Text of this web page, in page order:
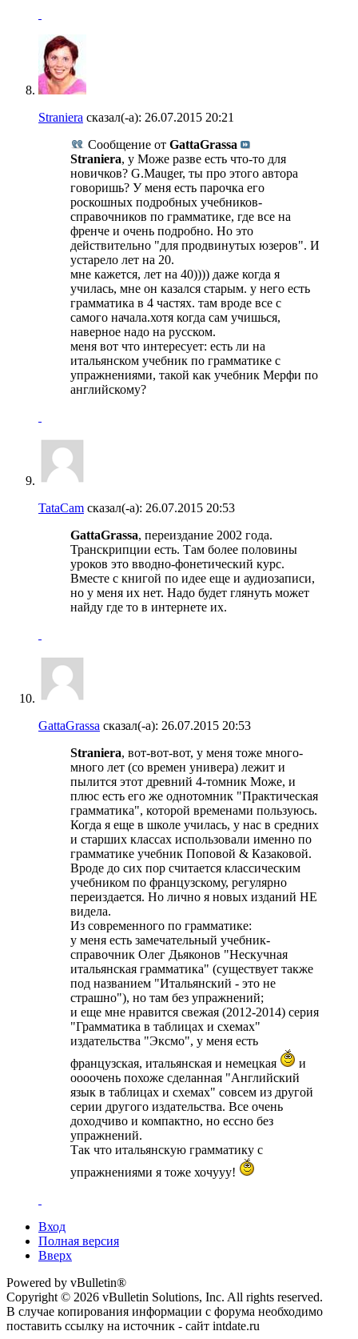
Straniera сказал(-а): 26.07.2015 20:21
Сообщение от GattaGrassa
Straniera, у Може разве есть что-то для
новичков? G.Mauger, ты про этого автора
говоришь? У меня есть парочка его
роскошных подробных учебников-
справочников по грамматике, где все на
френче и очень подробно. Но это
действительно "для продвинутых юзеров". И
устарело лет на 20.
мне кажется, лет на 40)))) даже когда я
училась, мне он казался старым. у него есть
грамматика в 4 частях. там вроде все с
самого начала.хотя когда сам учишься,
наверное надо на русском.
меня вот что интересует: есть ли на
итальянском учебник по грамматике с
упражнениями, такой как учебник Мерфи по
английскому?
TataCam сказал(-а): 26.07.2015 20:53
GattaGrassa, переиздание 2002 года.
Транскрипции есть. Там более половины
уроков это вводно-фонетический курс.
Вместе с книгой по идее еще и аудиозаписи,
но у меня их нет. Надо будет глянуть может
найду где то в интернете их.
GattaGrassa сказал(-а): 26.07.2015 20:53
Straniera, вот-вот-вот, у меня тоже много-
много лет (со времен универа) лежит и
пылится этот древний 4-томник Може, и
плюс есть его же однотомник "Практическая
грамматика", которой временами пользуюсь.
Когда я еще в школе училась, у нас в средних
и старших классах использовали именно по
грамматике учебник Поповой & Казаковой.
Вроде до сих пор считается классическим
учебником по французскому, регулярно
переиздается. Но лично я новых изданий НЕ
видела.
Из современного по грамматике:
у меня есть замечательный учебник-
справочник Олег Дьяконов "Нескучная
итальянская грамматика" (существует также
под названием "Итальянский - это не
страшно"), но там без упражнений;
и еще мне нравится свежая (2012-2014) серия
"Грамматика в таблицах и схемах"
издательства "Эксмо", у меня есть
французская, итальянская и немецкая
и
оооочень похоже сделанная "Английский
язык в таблицах и схемах" совсем из другой
серии другого издательства. Все очень
доходчиво и компактно, но ессно без
упражнений.
Так что итальянскую грамматику с
упражнениями я тоже хочууу!
Вход
Полная версия
Вверх
Powered by vBulletin®
Copyright © 2026 vBulletin Solutions, Inc. All rights reserved.
В случае копирования информации с форума необходимо
поставить ссылку на источник - сайт intdate.ru